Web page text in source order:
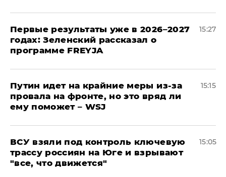
Первые результаты уже в 2026–2027
годах: Зеленский рассказал о
программе FREYJA
15:27
Путин идет на крайние меры из-за
провала на фронте, но это вряд ли
ему поможет – WSJ
15:15
ВСУ взяли под контроль ключевую
трассу россиян на Юге и взрывают
"все, что движется"
15:05